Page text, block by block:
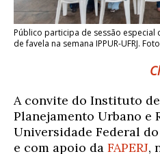
Público participa de sessão especial
de favela na semana IPPUR-UFRJ.
A convite do Instituto de
Planejamento Urbano e
Universidade Federal
e com apoio da FAPERJ,